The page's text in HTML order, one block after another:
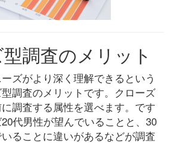
調査のメリット
ズがより深く理解できるという
調査のメリットです。クローズ
調査する属性を選べます。です
代男性が望んでいることと、30
ることに違いがあるなどが調査